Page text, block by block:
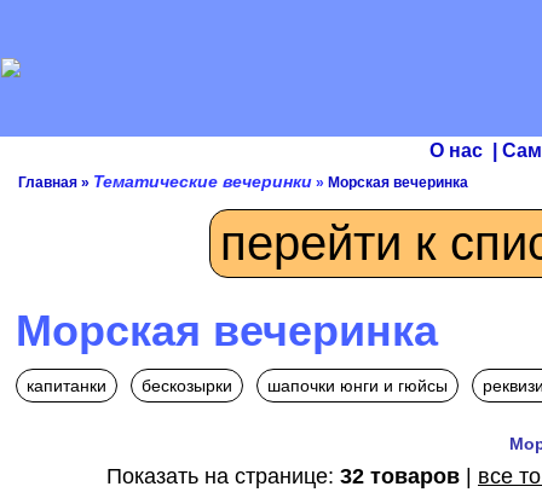
О нас
Главная » Тематические вечеринки » Морская вечеринка
перейти к
Морская вечеринка
капитанки бескозырки шапочки юнги и гюйсы
Показать на странице: 32 товаров
все